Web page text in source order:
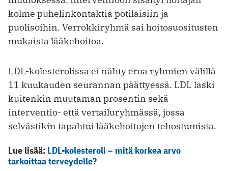
kolme puhelin­kontaktia potilaisiin ja
puolisoihin. ­Verrokkiryhmä sai hoitosuositusten
­mukaista lääkehoitoa.
LDL-kolesterolissa ei nähty eroa ryhmien välillä
11 kuukauden seurannan päättyessä. LDL laski
kuitenkin muutaman prosentin sekä
interventio- että ­vertailuryhmässä, jossa
selvästikin ­tapahtui lääkehoitojen tehostumista.
Lue lisää: LDL-kolesteroli – mitä korkea arvo
tarkoittaa terveydelle?